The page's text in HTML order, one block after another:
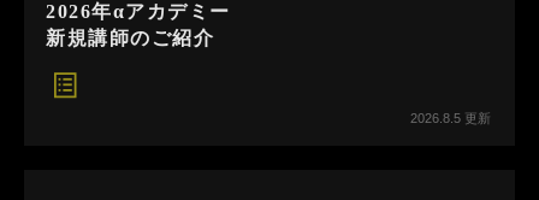
2026年αアカデミー
新規講師のご紹介
2026.8.5 更新